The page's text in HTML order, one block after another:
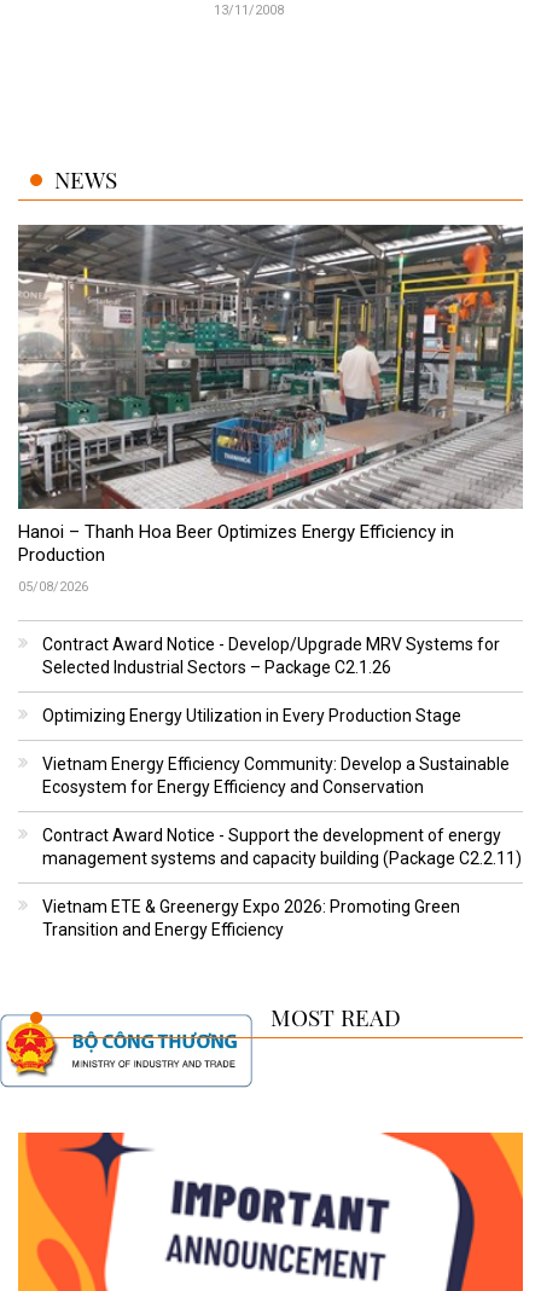
13/11/2008
NEWS
Hanoi – Thanh Hoa Beer Optimizes Energy Efficiency in
Production
05/08/2026
Contract Award Notice - Develop/Upgrade MRV Systems for
Selected Industrial Sectors – Package C2.1.26
Optimizing Energy Utilization in Every Production Stage
Vietnam Energy Efficiency Community: Develop a Sustainable
Ecosystem for Energy Efficiency and Conservation
Contract Award Notice - Support the development of energy
management systems and capacity building (Package C2.2.11)
Vietnam ETE & Greenergy Expo 2026: Promoting Green
Transition and Energy Efficiency
MOST READ